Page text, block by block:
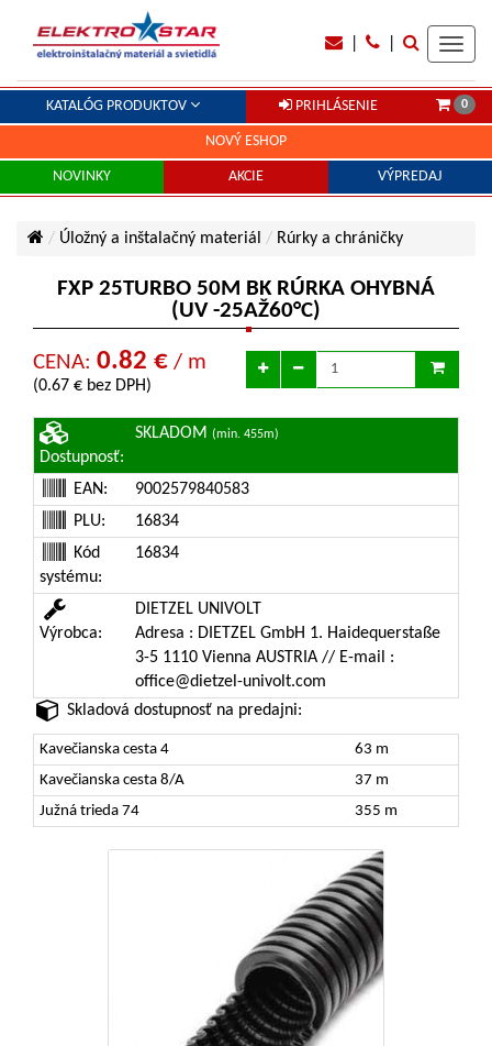
KATALÓG PRODUKTOV PRIHLÁSENIE 0
NOVÝ ESHOP
NOVINKY AKCIE VÝPREDAJ
Úložný a inštalačný materiál Rúrky a chráničky
FXP 25TURBO 50M BK RÚRKA OHYBNÁ
(UV -25AŽ60°C)
CENA: 0.82 € / m
(0.67 € bez DPH)
Dostupnosť:
SKLADOM (min. 455m)
EAN:
9002579840583
PLU:
16834
Kód
systému:
16834
Výrobca:
DIETZEL UNIVOLT
Adresa : DIETZEL GmbH 1. Haidequerstaße
3-5 1110 Vienna AUSTRIA // E-mail :
office@dietzel-univolt.com
Skladová dostupnosť na predajni:
Kavečianska cesta 4
63 m
Kavečianska cesta 8/A
37 m
Južná trieda 74
355 m